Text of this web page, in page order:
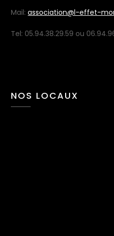
Mail:association@l-effet-
Tel: 05.94.38.29.59 ou
NOS LOCAUX